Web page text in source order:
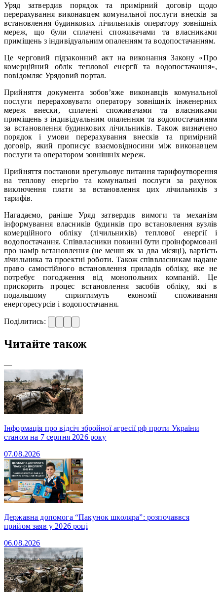
Уряд затвердив порядок та примірний договір щодо
перерахування виконавцем комунальної послуги внесків за
встановлення будинкових лічильників оператору зовнішніх
мереж, що були сплачені споживачами та власниками
приміщень з індивідуальним опаленням та водопостачанням.
Це черговий підзаконний акт на виконання Закону «Про
комерційний облік теплової енергії та водопостачання»,
повідомляє Урядовий портал.
Прийняття документа зобов’яже виконавців комунальної
послуги перераховувати оператору зовнішніх інженерних
мереж внески, сплачені споживачами та власниками
приміщень з індивідуальним опаленням та водопостачанням
за встановлення будинкових лічильників. Також визначено
порядок і умови перерахування внесків та примірний
договір, який прописує взаємовідносини між виконавцем
послуги та оператором зовнішніх мереж.
Прийняття постанови врегульовує питання тарифоутворення
на теплову енергію та комунальні послуги за рахунок
виключення плати за встановлення цих лічильників з
тарифів.
Нагадаємо, раніше Уряд затвердив вимоги та механізм
інформування власників будинків про встановлення вузлів
комерційного обліку (лічильників) теплової енергії і
водопостачання. Співвласники повинні бути проінформовані
про намір встановлення (не менш як за два місяці), вартість
лічильника та проектні роботи. Також співвласникам надане
право самостійного встановлення приладів обліку, яке не
потребує погодження від монопольних компаній. Це
прискорить процес встановлення засобів обліку, які в
подальшому сприятимуть економії споживання
енергоресурсів і водопостачання.
Поділитись:
Читайте також
—
Інформація про відсіч збройної агресії рф проти України
станом на 7 серпня 2026 року
07.08.2026
Державна допомога “Пакунок школяра”: розпочаввся
прийом заяв у 2026 році
06.08.2026